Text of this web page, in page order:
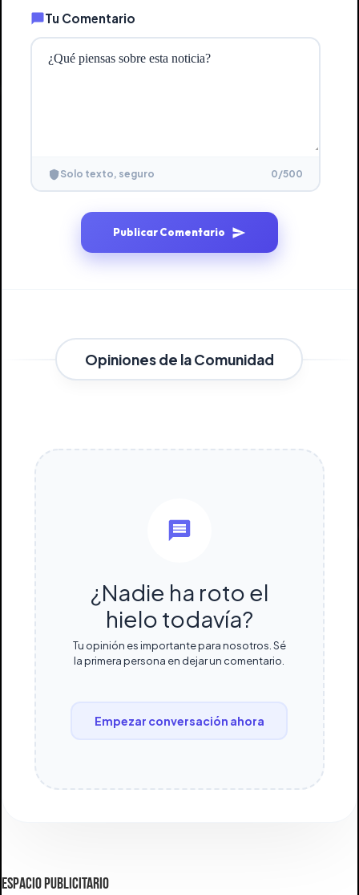
Tu Comentario
Solo texto, seguro 0/500
Publicar Comentario
Opiniones de la Comunidad
¿Nadie ha roto el
hielo todavía?
Tu opinión es importante para nosotros. Sé
la primera persona en dejar un comentario.
Empezar conversación ahora
ESPACIO PUBLICITARIO